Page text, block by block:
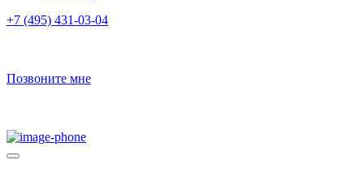
+7 (495) 431-03-04
Позвоните мне